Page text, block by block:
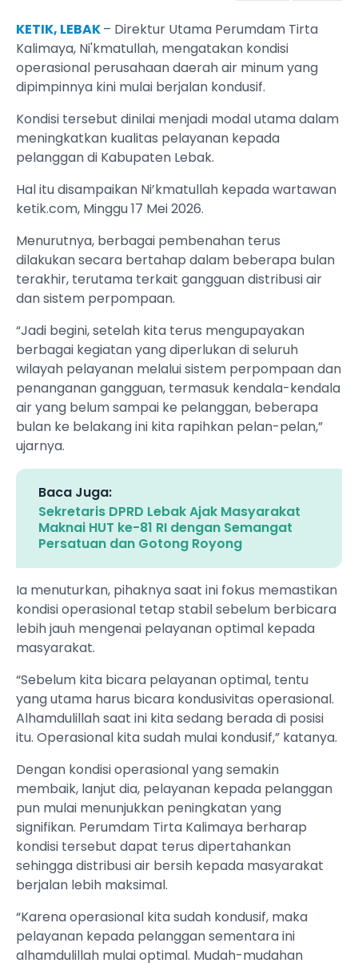
KETIK, LEBAK– Direktur Utama Perumdam Tirta
Kalimaya, Ni'kmatullah, mengatakan kondisi
operasional perusahaan daerah air minum yang
dipimpinnya kini mulai berjalan kondusif.
Kondisi tersebut dinilai menjadi modal utama dalam
meningkatkan kualitas pelayanan kepada
pelanggan di Kabupaten Lebak.
Hal itu disampaikan Ni’kmatullah kepada wartawan
ketik.com, Minggu 17 Mei 2026.
Menurutnya, berbagai pembenahan terus
dilakukan secara bertahap dalam beberapa bulan
terakhir, terutama terkait gangguan distribusi air
dan sistem perpompaan.
“Jadi begini, setelah kita terus mengupayakan
berbagai kegiatan yang diperlukan di seluruh
wilayah pelayanan melalui sistem perpompaan dan
penanganan gangguan, termasuk kendala-kendala
air yang belum sampai ke pelanggan, beberapa
bulan ke belakang ini kita rapihkan pelan-pelan,”
ujarnya.
Baca Juga:
Sekretaris DPRD Lebak Ajak Masyarakat
Maknai HUT ke-81 RI dengan Semangat
Persatuan dan Gotong Royong
Ia menuturkan, pihaknya saat ini fokus memastikan
kondisi operasional tetap stabil sebelum berbicara
lebih jauh mengenai pelayanan optimal kepada
masyarakat.
“Sebelum kita bicara pelayanan optimal, tentu
yang utama harus bicara kondusivitas operasional.
Alhamdulillah saat ini kita sedang berada di posisi
itu. Operasional kita sudah mulai kondusif,” katanya.
Dengan kondisi operasional yang semakin
membaik, lanjut dia, pelayanan kepada pelanggan
pun mulai menunjukkan peningkatan yang
signifikan. Perumdam Tirta Kalimaya berharap
kondisi tersebut dapat terus dipertahankan
sehingga distribusi air bersih kepada masyarakat
berjalan lebih maksimal.
“Karena operasional kita sudah kondusif, maka
pelayanan kepada pelanggan sementara ini
alhamdulillah mulai optimal. Mudah-mudahan